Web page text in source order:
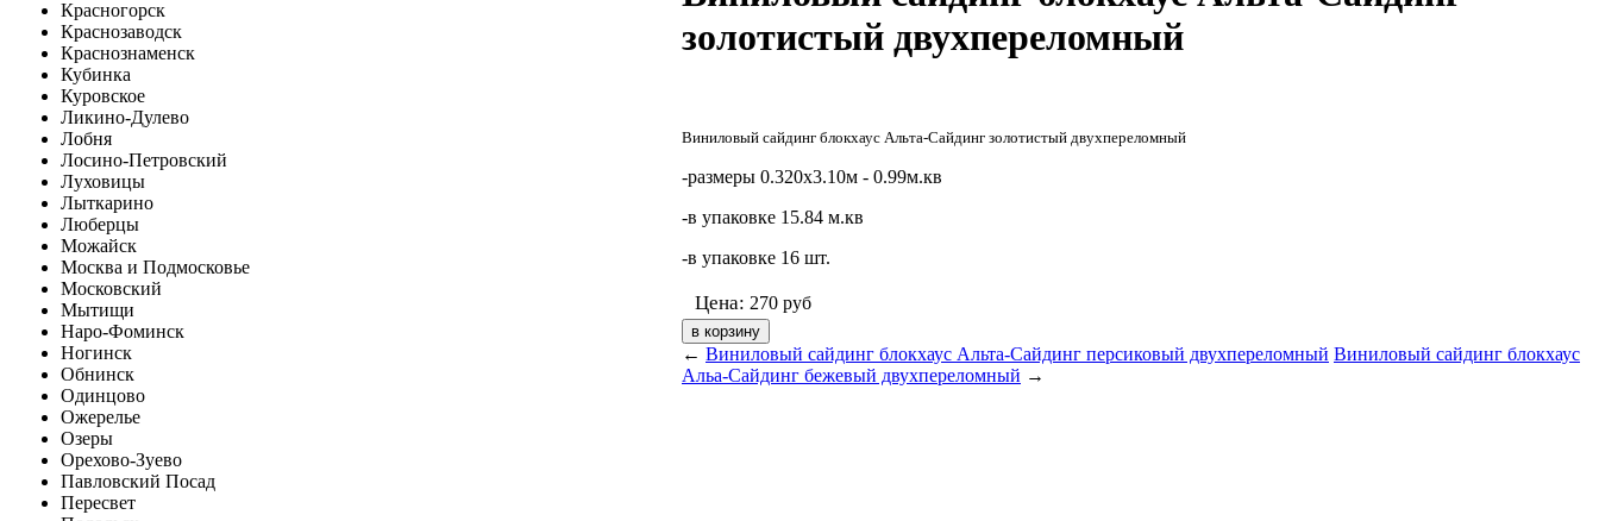
Красногорск
Краснозаводск
Краснознаменск
Кубинка
Куровское
Ликино-Дулево
Лобня
Лосино-Петровский
Луховицы
Лыткарино
Люберцы
Можайск
Москва и Подмосковье
Московский
Мытищи
Наро-Фоминск
Ногинск
Обнинск
Одинцово
Ожерелье
Озеры
Орехово-Зуево
Павловский Посад
Пересвет
золотистый двухпереломный
Виниловый сайдинг блокхаус Альта-Сайдинг золотистый двухпереломный
-размеры 0.320х3.10м - 0.99м.кв
-в упаковке 15.84 м.кв
-в упаковке 16 шт.
Цена: 270 руб
← Виниловый сайдинг блокхаус Альта-Сайдинг персиковый двухпереломный Виниловый сайдинг блокхаус
Альа-Сайдинг бежевый двухпереломный →